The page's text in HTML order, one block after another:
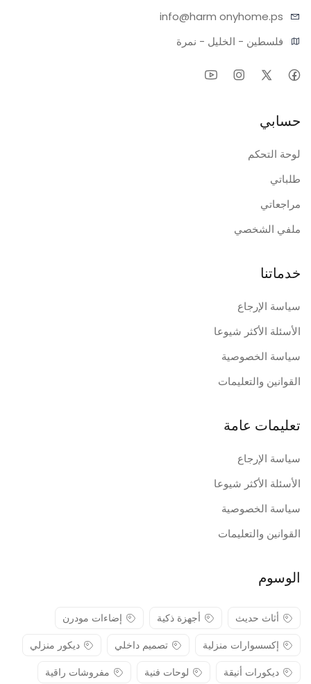
info@harm onyhome.ps
فلسطين - الخليل - نمرة
حسابي
لوحة التحكم
طلباتي
مراجعاتي
ملفي الشخصي
خدماتنا
سياسة الإرجاع
الأسئلة الأكثر شيوعا
سياسة الخصوصية
القوانين والتعليمات
تعليمات عامة
سياسة الإرجاع
الأسئلة الأكثر شيوعا
سياسة الخصوصية
القوانين والتعليمات
الوسوم
أثاث حديث أجهزة ذكية
إضاءات مودرن
إكسسوارات منزلية
تصميم داخلي
ديكور منزلي
ديكورات أنيقة
لوحات فنية مفروشات راقية